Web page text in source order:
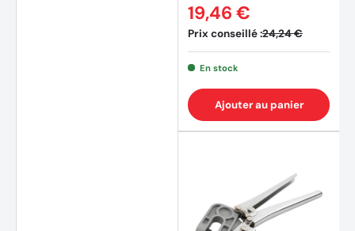
(5
Prix conseillé :24,24 €
19,46 €
En stock
Ajouter au panier